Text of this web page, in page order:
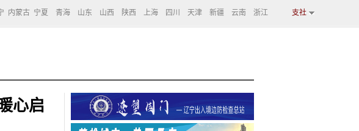
内蒙古 宁夏 青海 山东 山西 陕西 上海 四川 天津 新疆 云南 浙江 支社
心启